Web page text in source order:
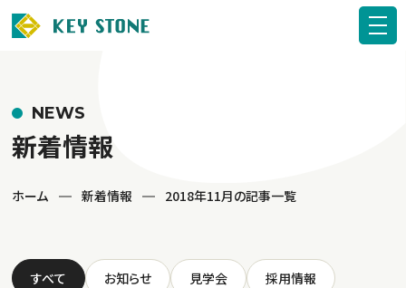
NEWS
新着情報
ホーム 新着情報 2018年11月の記事一覧
すべて お知らせ 見学会 採用情報